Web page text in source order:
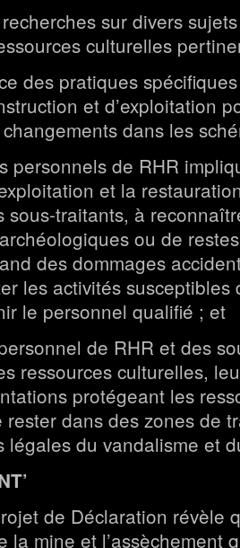
sur divers
culturelles
des pratiques
et d’exploitation
dans les
personnels de RHR
et la
sous-traitants, à
ou de
des dommages
les activités
le personnel qualifié ; et
de RHR et des
ressources culturelles,
protégeant les
rester dans des zones de
légales du vandalisme et
de Déclaration révèle
la mine et l’assèchement